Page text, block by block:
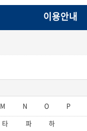
이용안내
M N O P
타 파 하